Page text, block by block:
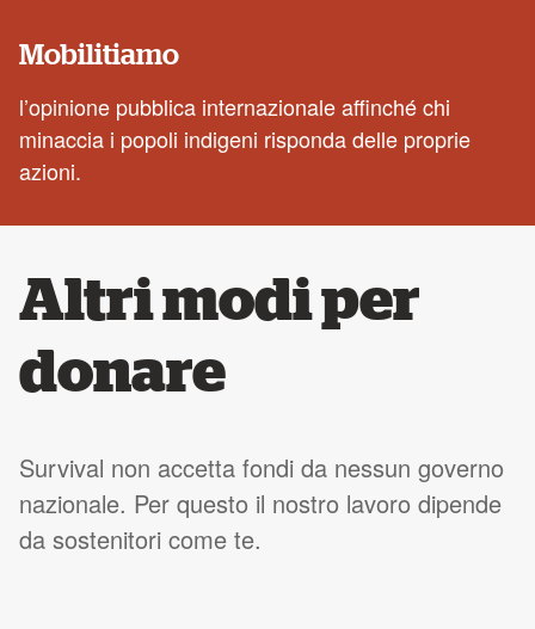
Mobilitiamo
l’opinione pubblica internazionale affinché chi
minaccia i popoli indigeni risponda delle proprie
azioni.
Altri modi per
donare
Survival non accetta fondi da nessun governo
nazionale. Per questo il nostro lavoro dipende
da sostenitori come te.